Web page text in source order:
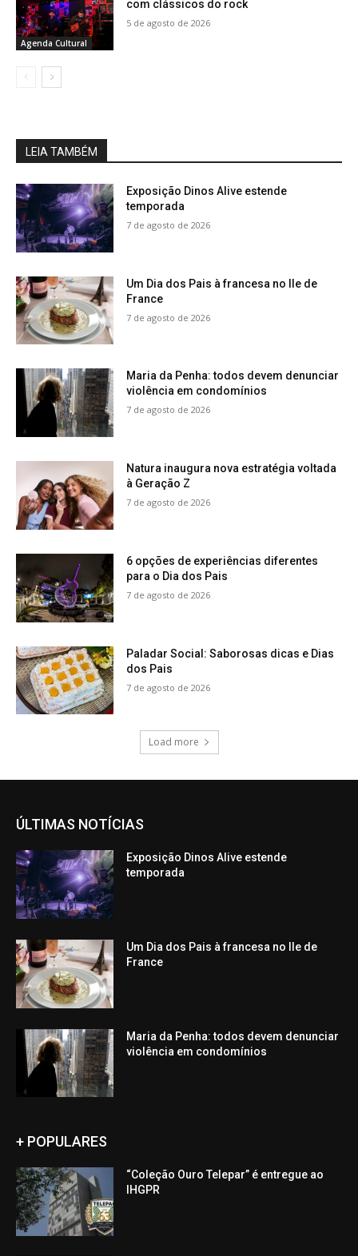
Agenda Cultural
com clássicos do rock
5 de agosto de 2026
LEIA TAMBÉM
Exposição Dinos Alive estende
temporada
7 de agosto de 2026
Um Dia dos Pais à francesa no Ile de
France
7 de agosto de 2026
Maria da Penha: todos devem denunciar
violência em condomínios
7 de agosto de 2026
Natura inaugura nova estratégia voltada
à Geração Z
7 de agosto de 2026
6 opções de experiências diferentes
para o Dia dos Pais
7 de agosto de 2026
Paladar Social: Saborosas dicas e Dias
dos Pais
7 de agosto de 2026
Load more
ÚLTIMAS NOTÍCIAS
Exposição Dinos Alive estende
temporada
Um Dia dos Pais à francesa no Ile de
France
Maria da Penha: todos devem denunciar
violência em condomínios
+ POPULARES
“Coleção Ouro Telepar” é entregue ao
IHGPR